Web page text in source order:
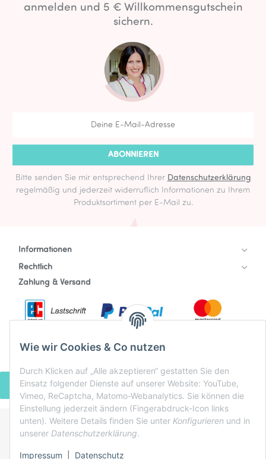
Wie wir Cookies & Co nutzen
Durch Klicken auf „Alle akzeptieren“ gestatten Sie den
Einsatz folgender Dienste auf unserer Website: YouTube,
Vimeo, ReCaptcha, Matomo-Webanalytics. Sie können die
Einstellung jederzeit ändern (Fingerabdruck-Icon links
unten). Weitere Details finden Sie unter Konfigurieren und in
unserer Datenschutzerklärung.
Impressum Datenschutz
anmelden und 5 € Willkommensgutschein
sichern.
ABONNIEREN
Bitte senden Sie mir entsprechend Ihrer Datenschutzerklärung
regelmäßig und jederzeit widerruflich Informationen zu Ihrem
Produktsortiment per E-Mail zu.
Informationen
Rechtlich
Zahlung & Versand
VERTRAG WIDERRUFEN
* Alle Preise inkl. gesetzlicher USt., zzgl.